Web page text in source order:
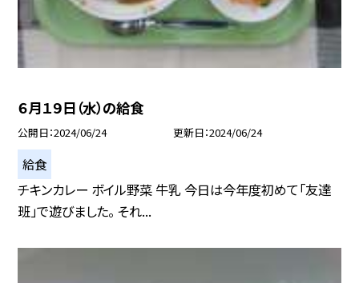
６月１９日（水）の給食
公開日 2024/06/24 更新日 2024/06/24
給食
チキンカレー ボイル野菜 牛乳 今日は今年度初めて「友達
班」で遊びました。 それ...